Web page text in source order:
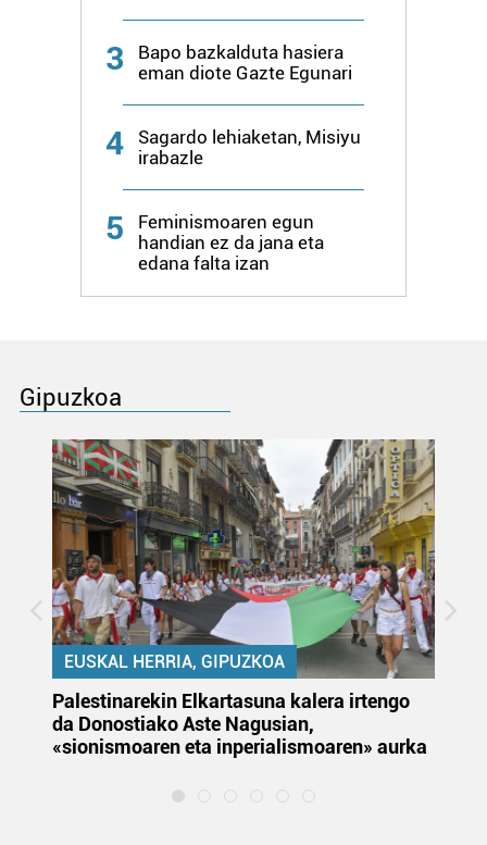
3
Bapo bazkalduta hasiera
eman diote Gazte Egunari
4
Sagardo lehiaketan, Misiyu
irabazle
5
Feminismoaren egun
handian ez da jana eta
edana falta izan
Gipuzkoa
EUSKAL HERRIA, GIPUZKOA
Palestinarekin Elkartasuna kalera irtengo
da Donostiako Aste Nagusian,
«sionismoaren eta inperialismoaren» aurka